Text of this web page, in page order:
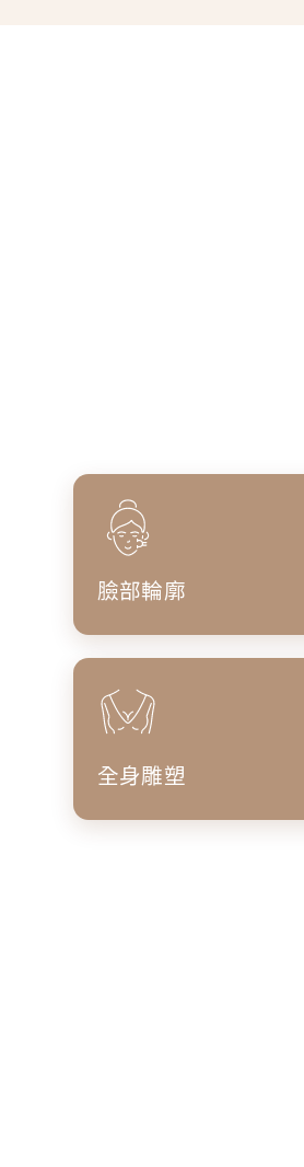
臉部輪廓
全身雕塑